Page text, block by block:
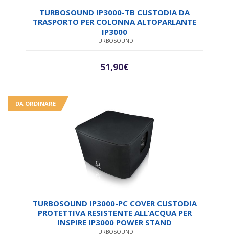
TURBOSOUND IP3000-TB CUSTODIA DA
TRASPORTO PER COLONNA ALTOPARLANTE
IP3000
TURBOSOUND
51,90€
DA ORDINARE
TURBOSOUND IP3000-PC COVER CUSTODIA
PROTETTIVA RESISTENTE ALL’ACQUA PER
INSPIRE IP3000 POWER STAND
TURBOSOUND